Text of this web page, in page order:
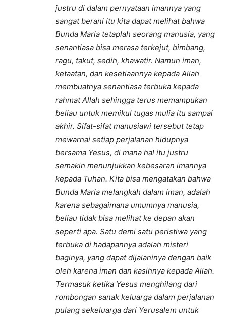
justru di dalam pernyataan imannya yang
sangat berani itu kita dapat melihat bahwa
Bunda Maria tetaplah seorang manusia, yang
senantiasa bisa merasa terkejut, bimbang,
ragu, takut, sedih, khawatir. Namun iman,
ketaatan, dan kesetiaannya kepada Allah
membuatnya senantiasa terbuka kepada
rahmat Allah sehingga terus memampukan
beliau untuk memikul tugas mulia itu sampai
akhir. Sifat-sifat manusiawi tersebut tetap
mewarnai setiap perjalanan hidupnya
bersama Yesus, di mana hal itu justru
semakin menunjukkan kebesaran imannya
kepada Tuhan. Kita bisa mengatakan bahwa
Bunda Maria melangkah dalam iman, adalah
karena sebagaimana umumnya manusia,
beliau tidak bisa melihat ke depan akan
seperti apa. Satu demi satu peristiwa yang
terbuka di hadapannya adalah misteri
baginya, yang dapat dijalaninya dengan baik
oleh karena iman dan kasihnya kepada Allah.
Termasuk ketika Yesus menghilang dari
rombongan sanak keluarga dalam perjalanan
pulang sekeluarga dari Yerusalem untuk